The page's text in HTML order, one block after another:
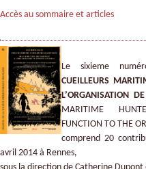
Accès au sommaire et articles
Le sixieme
CUEILLEURS
L’ORGANISATION
MARITIME
FUNCTION TO THE
comprend 20
avril 2014 à Rennes,